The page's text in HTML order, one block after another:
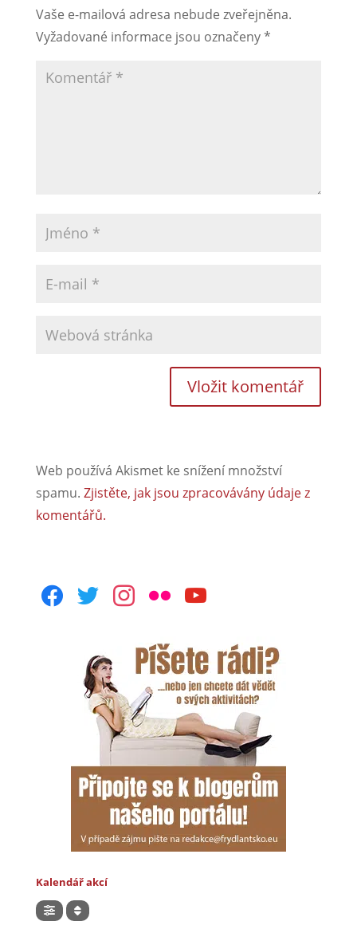
Vaše e-mailová adresa nebude zveřejněna.
Vyžadované informace jsou označeny*
Web používá Akismet ke snížení množství
spamu. Zjistěte, jak jsou zpracovávány údaje z
komentářů.
facebooktwitterinstagram
flickr youtube
Kalendář akcí